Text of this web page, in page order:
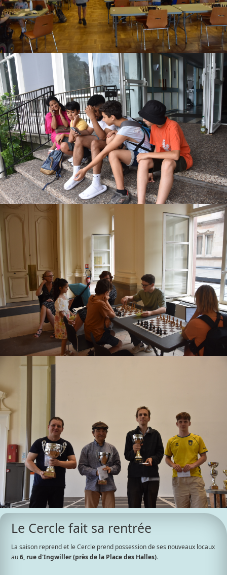
Le Cercle fait sa rentrée
La saison reprend et le Cercle prend possession de ses nouveaux locaux
au6, rue d'Ingwiller (près de la Place des Halles).